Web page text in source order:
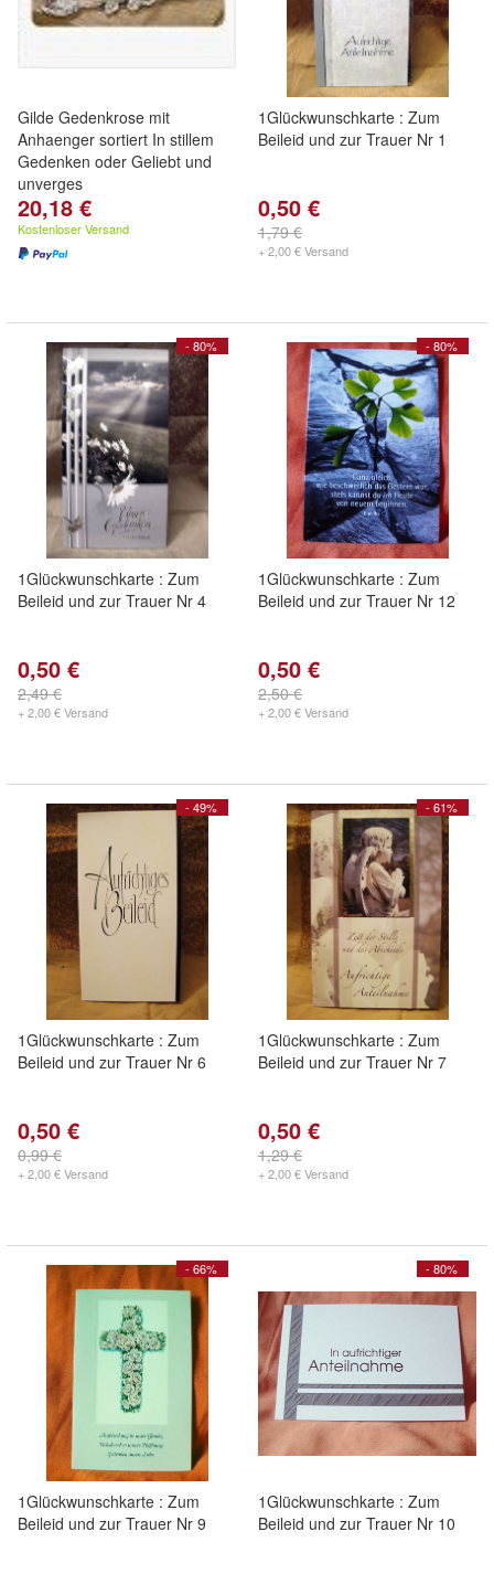
Gilde Gedenkrose mit
Anhaenger sortiert In stillem
Gedenken oder Geliebt und
unverges
20,18 €
Kostenloser Versand
1Glückwunschkarte : Zum
Beileid und zur Trauer Nr 1
0,50 €
1,79 €
+ 2,00 € Versand
- 80%
1Glückwunschkarte : Zum
Beileid und zur Trauer Nr 4
0,50 €
2,49 €
+ 2,00 € Versand
- 80%
1Glückwunschkarte : Zum
Beileid und zur Trauer Nr 12
0,50 €
2,50 €
+ 2,00 € Versand
- 49%
1Glückwunschkarte : Zum
Beileid und zur Trauer Nr 6
0,50 €
0,99 €
+ 2,00 € Versand
- 61%
1Glückwunschkarte : Zum
Beileid und zur Trauer Nr 7
0,50 €
1,29 €
+ 2,00 € Versand
- 66%
1Glückwunschkarte : Zum
Beileid und zur Trauer Nr 9
- 80%
1Glückwunschkarte : Zum
Beileid und zur Trauer Nr 10